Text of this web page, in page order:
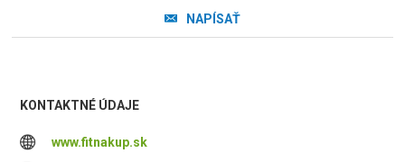
NAPÍSAŤ
KONTAKTNÉ ÚDAJE
www.fitnakup.sk